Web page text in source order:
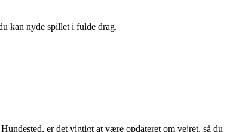
kan nyde spillet i fulde drag.
er det vigtigt at være opdateret om vejret, så du